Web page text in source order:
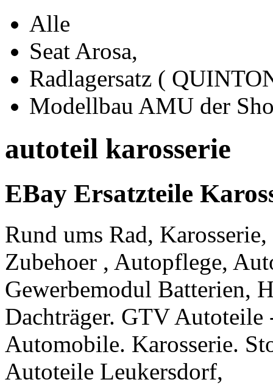
Alle
Seat Arosa,
Radlagersatz (
Modellbau AMU der
autoteil karosserie
EBay Ersatzteile
Rund ums Rad, Karosserie,
Zubehoer , Autopflege,
Gewerbemodul Batterien,
Dachträger. GTV
Automobile. Karosserie.
Autoteile Leukersdorf,